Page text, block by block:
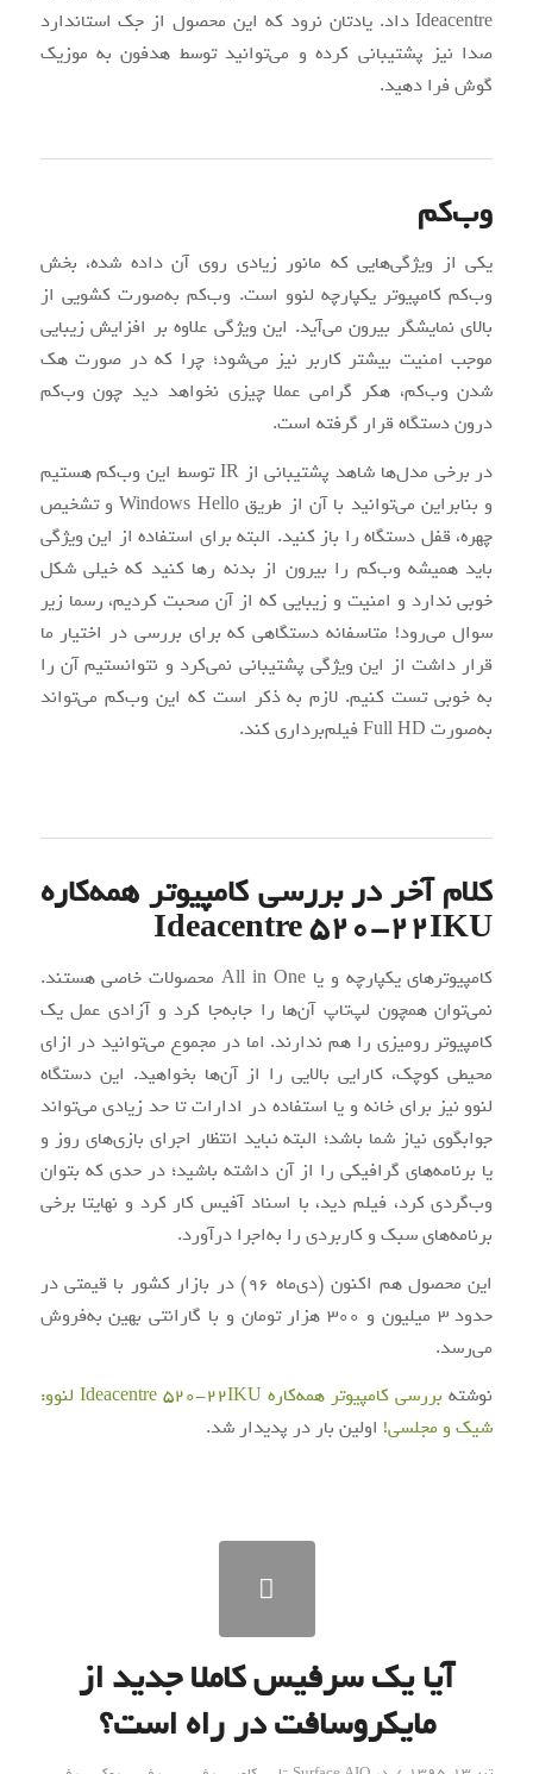
Ideacentre داد. یادتان نرود که این محصول از جک استاندارد
صدا نیز پشتیبانی کرده و می‌توانید توسط هدفون به موزیک
گوش فرا دهید.
وب‌کم
یکی از ویژگی‌هایی که مانور زیادی روی آن داده شده، بخش
وب‌کم کامپیوتر یکپارچه لنوو است. وب‌کم به‌صورت کشویی از
بالای نمایشگر بیرون می‌آید. این ویژگی علاوه بر افزایش زیبایی
موجب امنیت بیشتر کاربر نیز می‌شود؛ چرا که در صورت هک
شدن وب‌کم، هکر گرامی عملا چیزی نخواهد دید چون وب‌کم
درون دستگاه قرار گرفته است.
در برخی مدل‌ها شاهد پشتیبانی از IR توسط این وب‌کم هستیم
و بنابراین می‌توانید با آن از طریق Windows Hello و تشخیص
چهره، قفل دستگاه را باز کنید. البته برای استفاده از این ویژگی
باید همیشه وب‌کم را بیرون از بدنه رها کنید که خیلی شکل
خوبی ندارد و امنیت و زیبایی که از آن صحبت کردیم، رسما زیر
سوال می‌رود! متاسفانه دستگاهی که برای بررسی در اختیار ما
قرار داشت از این ویژگی پشتیبانی نمی‌کرد و نتوانستیم آن را
به خوبی تست کنیم. لازم به ذکر است که این وب‌کم می‌تواند
به‌صورت Full HD فیلم‌برداری کند.
کلام آخر در بررسی کامپیوتر همه‌کاره
Ideacentre 520-22IKU
کامپیوترهای یکپارچه و یا All in One محصولات خاصی هستند.
نمی‌توان همچون لپ‌تاپ آن‌ها را جابه‌جا کرد و آزادی عمل یک
کامپیوتر رومیزی را هم ندارند. اما در مجموع می‌توانید در ازای
محیطی کوچک، کارایی بالایی را از آن‌ها بخواهید. این دستگاه
لنوو نیز برای خانه و یا استفاده در ادارات تا حد زیادی می‌تواند
جوابگوی نیاز شما باشد؛ البته نباید انتظار اجرای بازی‌های روز و
یا برنامه‌های گرافیکی را از آن داشته باشید؛ در حدی که بتوان
وب‌گردی کرد، فیلم دید، با اسناد آفیس کار کرد و نهایتا برخی
برنامه‌های سبک و کاربردی را به‌اجرا درآورد.
این محصول هم اکنون (دی‌ماه ۹۶) در بازار کشور با قیمتی در
حدود ۳ میلیون و ۳۰۰ هزار تومان و با گارانتی بهین به‌فروش
می‌رسد.
نوشته
بررسی کامپیوتر همه‌کاره Ideacentre 520-22IKU لنوو:
شیک و مجلسی! اولین بار در پدیدار شد.
آیا یک سرفیس کاملا جدید از
مایکروسافت در راه است؟